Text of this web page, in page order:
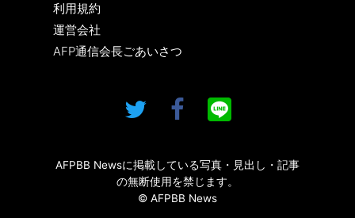
利用規約
運営会社
AFP通信会長ごあいさつ
AFPBB Newsに掲載している写真・見出し・記事
の無断使用を禁じます。
© AFPBB News